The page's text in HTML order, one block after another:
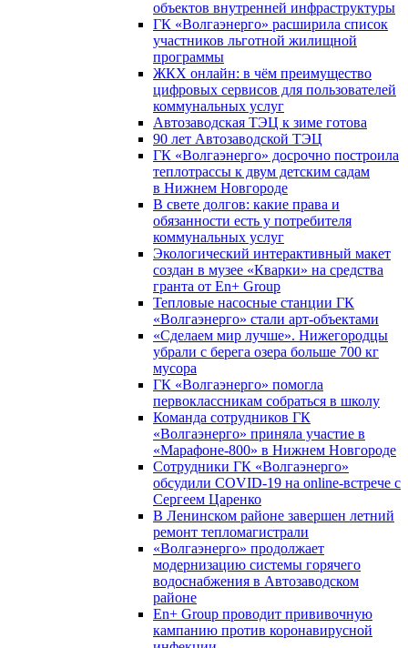
объектов внутренней инфраструктуры
ГК «Волгаэнерго» расширила список
участников льготной жилищной
программы
ЖКХ онлайн: в чём преимущество
цифровых сервисов для пользователей
коммунальных услуг
Автозаводская ТЭЦ к зиме готова
90 лет Автозаводской ТЭЦ
ГК «Волгаэнерго» досрочно построила
теплотрассы к двум детским садам
в Нижнем Новгороде
В свете долгов: какие права и
обязанности есть у потребителя
коммунальных услуг
Экологический интерактивный макет
создан в музее «Кварки» на средства
гранта от En+ Group
Тепловые насосные станции ГК
«Волгаэнерго» стали арт-объектами
«Сделаем мир лучше». Нижегородцы
убрали с берега озера больше 700 кг
мусора
ГК «Волгаэнерго» помогла
первоклассникам собраться в школу
Команда сотрудников ГК
«Волгаэнерго» приняла участие в
«Марафоне-800» в Нижнем Новгороде
Сотрудники ГК «Волгаэнерго»
обсудили COVID-19 на online-встрече с
Сергеем Царенко
В Ленинском районе завершен летний
ремонт тепломагистрали
«Волгаэнерго» продолжает
модернизацию системы горячего
водоснабжения в Автозаводском
районе
En+ Group проводит прививочную
кампанию против коронавирусной